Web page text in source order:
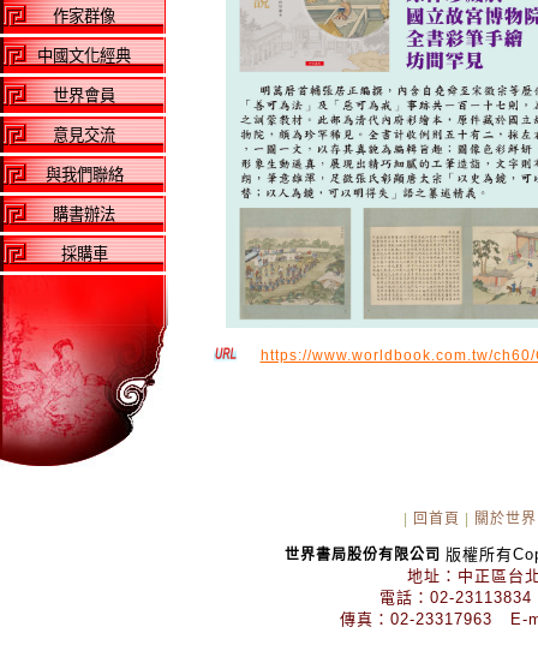
作家群像
中國文化經典
世界會員
意見交流
與我們聯絡
購書辦法
採購車
https://www.worldbook.com.tw/
回首頁 關於世界
世界書局股份有限公司 版權所有
地址：中正區台
電話：02-
傳真：02-23317963 E-